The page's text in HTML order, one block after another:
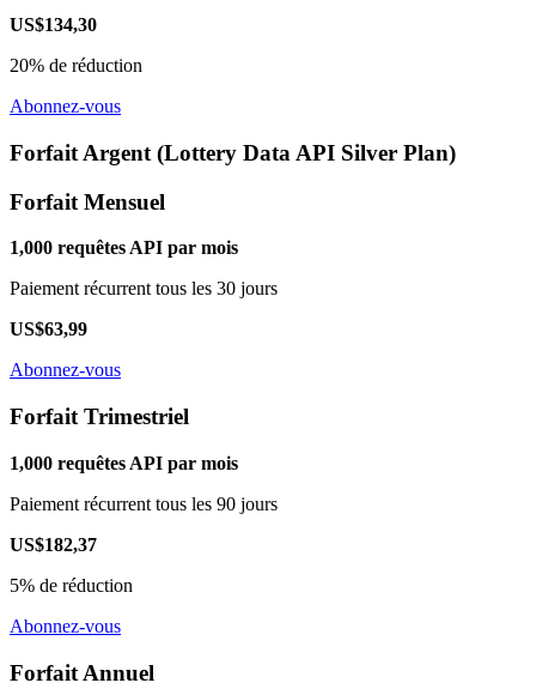
US$134,30
20% de réduction
Abonnez-vous
Forfait Argent (Lottery Data API Silver Plan)
Forfait Mensuel
1,000 requêtes API par mois
Paiement récurrent tous les 30 jours
US$63,99
Abonnez-vous
Forfait Trimestriel
1,000 requêtes API par mois
Paiement récurrent tous les 90 jours
US$182,37
5% de réduction
Abonnez-vous
Forfait Annuel